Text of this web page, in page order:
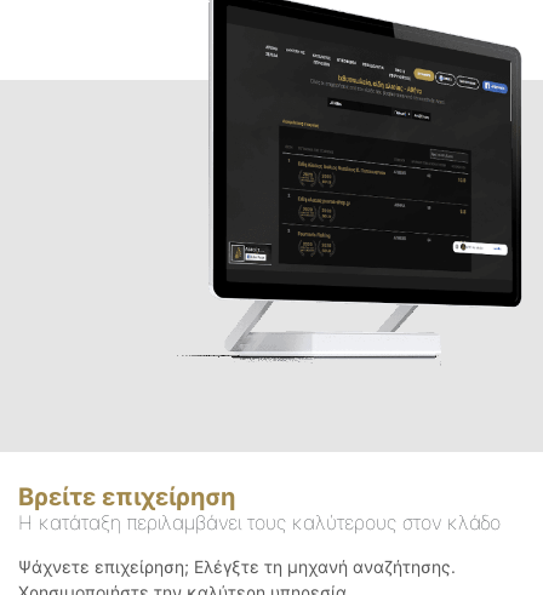
Βρείτε επιχείρηση
Η κατάταξη περιλαμβάνει τους καλύτερους στον κλάδο
Ψάχνετε επιχείρηση; Ελέγξτε τη μηχανή αναζήτησης.